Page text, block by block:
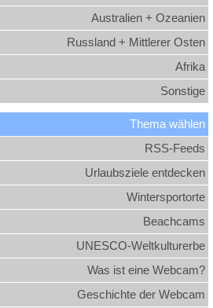
Australien + Ozeanien
Russland + Mittlerer Osten
Afrika
Sonstige
Thema wählen
RSS-Feeds
Urlaubsziele entdecken
Wintersportorte
Beachcams
UNESCO-Weltkulturerbe
Was ist eine Webcam?
Geschichte der Webcam